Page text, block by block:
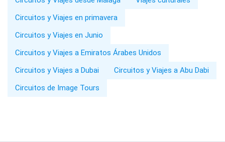
Circuitos y Viajes en primavera
Circuitos y Viajes en Junio
Circuitos y Viajes a Emiratos Árabes Unidos
Circuitos y Viajes a Dubai
Circuitos y Viajes a Abu Dabi
Circuitos de Image Tours